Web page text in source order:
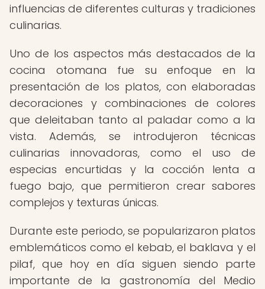
influencias de diferentes culturas y tradiciones
culinarias.
Uno de los aspectos más destacados de la
cocina otomana fue su enfoque en la
presentación de los platos, con elaboradas
decoraciones y combinaciones de colores
que deleitaban tanto al paladar como a la
vista. Además, se introdujeron técnicas
culinarias innovadoras, como el uso de
especias encurtidas y la cocción lenta a
fuego bajo, que permitieron crear sabores
complejos y texturas únicas.
Durante este periodo, se popularizaron platos
emblemáticos como el kebab, el baklava y el
pilaf, que hoy en día siguen siendo parte
importante de la gastronomía del Medio